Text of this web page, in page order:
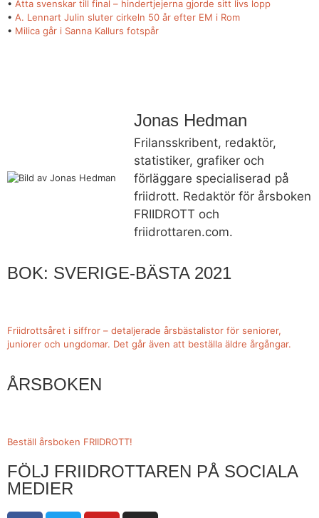
• Åtta svenskar till final – hindertjejerna gjorde sitt livs lopp
• A. Lennart Julin sluter cirkeln 50 år efter EM i Rom
• Milica går i Sanna Kallurs fotspår
Jonas Hedman
Frilansskribent, redaktör,
statistiker, grafiker och
förläggare specialiserad på
friidrott. Redaktör för årsboken
FRIIDROTT och
friidrottaren.com.
BOK: SVERIGE-BÄSTA 2021
Friidrottsåret i siffror – detaljerade årsbästalistor för seniorer,
juniorer och ungdomar. Det går även att beställa äldre årgångar.
ÅRSBOKEN
Beställ årsboken FRIIDROTT!
FÖLJ FRIIDROTTAREN PÅ SOCIALA
MEDIER